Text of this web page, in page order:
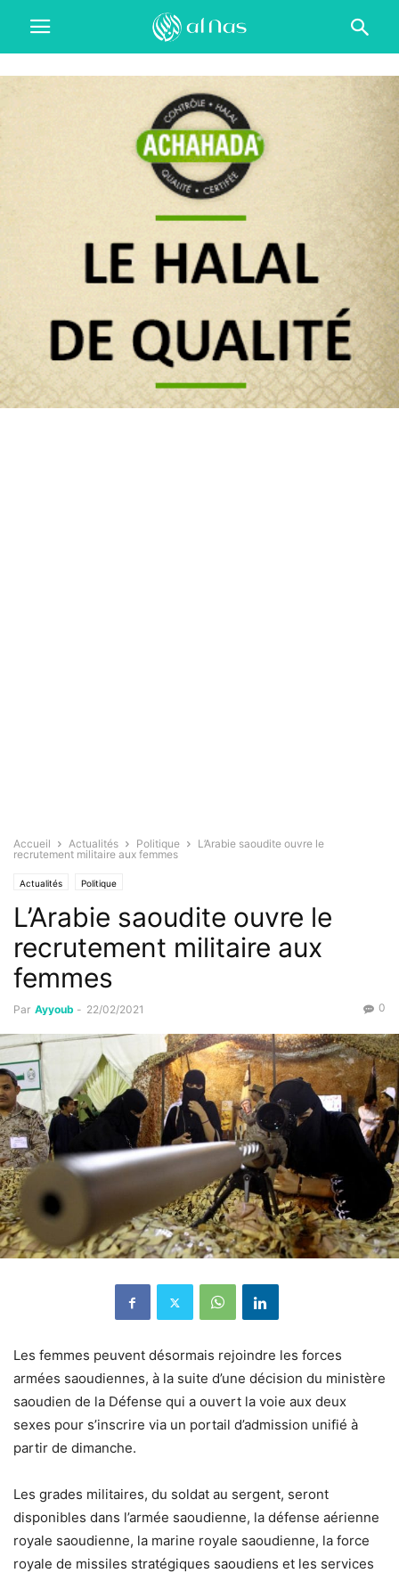
Accueil Actualités Politique
L’Arabie saoudite ouvre le
recrutement militaire aux femmes
Actualités Politique
L’Arabie saoudite ouvre le
recrutement militaire aux
femmes
Par Ayyoub - 22/02/2021 0
Les femmes peuvent désormais rejoindre les forces
armées saoudiennes, à la suite d’une décision du ministère
saoudien de la Défense qui a ouvert la voie aux deux
sexes pour s’inscrire via un portail d’admission unifié à
partir de dimanche.
Les grades militaires, du soldat au sergent, seront
disponibles dans l’armée saoudienne, la défense aérienne
royale saoudienne, la marine royale saoudienne, la force
royale de missiles stratégiques saoudiens et les services